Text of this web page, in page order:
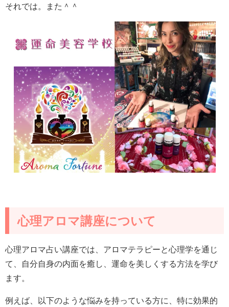
それでは。また＾＾
心理アロマ講座について
心理アロマ占い講座では、アロマテラピーと心理学を通じ
て、自分自身の内面を癒し、運命を美しくする方法を学び
ます。
例えば、以下のような悩みを持っている方に、特に効果的